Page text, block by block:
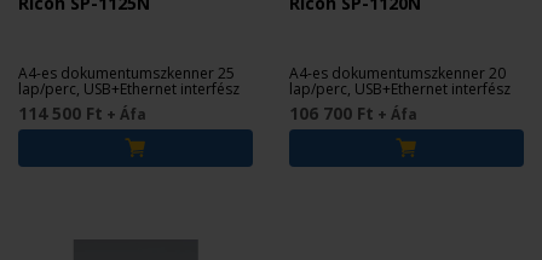
A4-es dokumentumszkenner 25
lap/perc, USB+Ethernet interfész
114 500 Ft + Áfa
A4-es dokumentumszkenner 20
lap/perc, USB+Ethernet interfész
106 700 Ft + Áfa